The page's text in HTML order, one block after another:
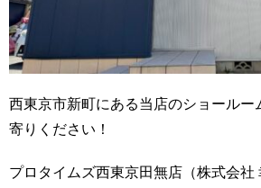
西東京市新町にある当店のショールー
寄りください！
プロタイムズ西東京田無店（株式会社